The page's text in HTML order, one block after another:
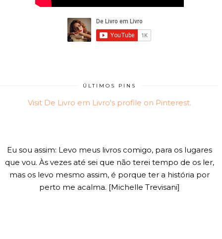
ÚLTIMOS PINS
Visit De Livro em Livro's profile on Pinterest.
Eu sou assim: Levo meus livros comigo, para os lugares
que vou. Às vezes até sei que não terei tempo de os ler,
mas os levo mesmo assim, é porque ter a história por
perto me acalma. [Michelle Trevisani]